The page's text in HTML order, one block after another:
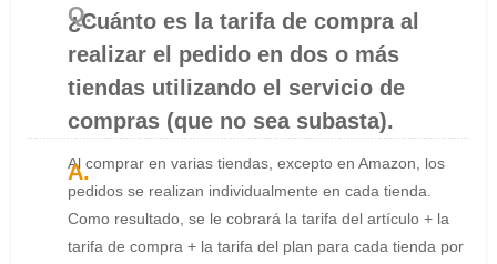
¿Cuánto es la tarifa de compra al
realizar el pedido en dos o más
tiendas utilizando el servicio de
compras (que no sea subasta).
Al comprar en varias tiendas, excepto en Amazon, los
pedidos se realizan individualmente en cada tienda.
Como resultado, se le cobrará la tarifa del artículo + la
tarifa de compra + la tarifa del plan para cada tienda por